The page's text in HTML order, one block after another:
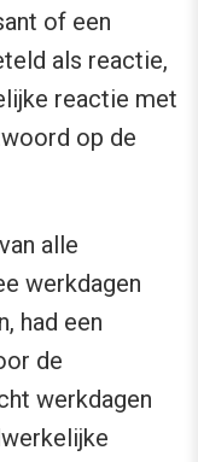
of een
als reactie,
reactie met
op de
alle
werkdagen
had een
de
werkdagen